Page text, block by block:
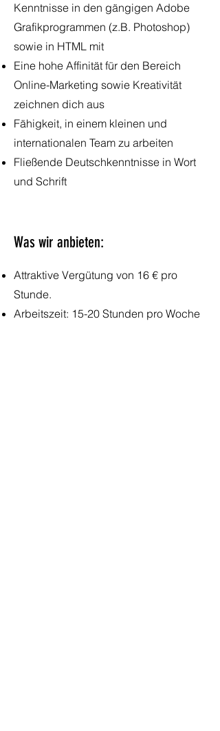
Kenntnisse in den gängigen Adobe
Grafikprogrammen (z.B. Photoshop)
sowie in HTML mit
Eine hohe Affinität für den Bereich
Online-Marketing sowie Kreativität
zeichnen dich aus
Fähigkeit, in einem kleinen und
internationalen Team zu arbeiten
Fließende Deutschkenntnisse in Wort
und Schrift
Was wir anbieten:
Attraktive Vergütung von 16 € pro
Stunde.
Arbeitszeit: 15-20 Stunden pro Woche